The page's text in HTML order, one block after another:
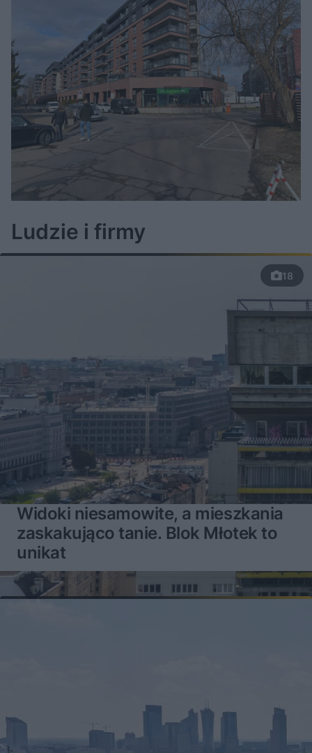
Ludzie i firmy
18
Widoki niesamowite, a mieszkania
zaskakująco tanie. Blok Młotek to
unikat